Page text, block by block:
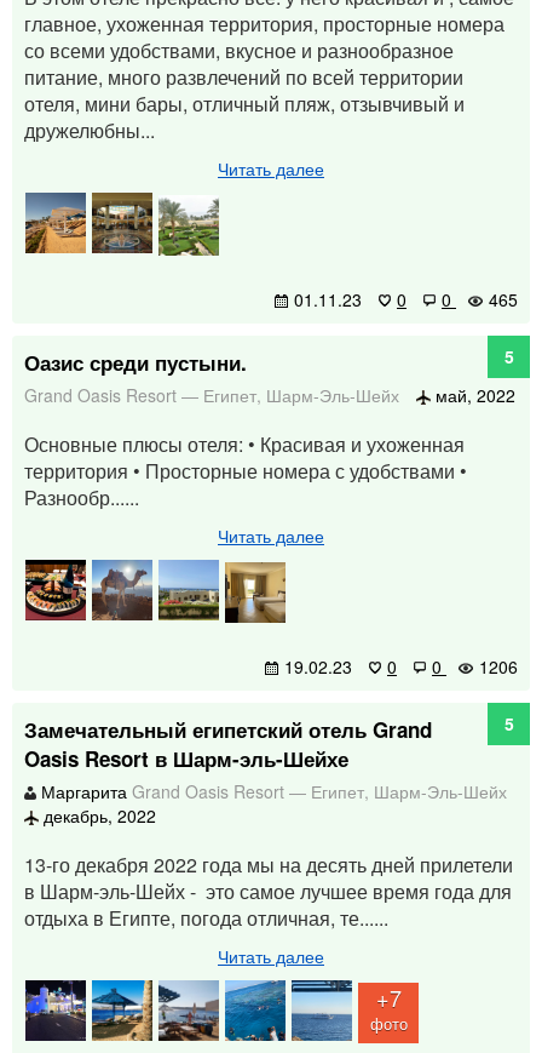
главное, ухоженная территория, просторные номера
со всеми удобствами, вкусное и разнообразное
питание, много развлечений по всей территории
отеля, мини бары, отличный пляж, отзывчивый и
дружелюбны...
Читать далее
01.11.23 0 0 465
Оазис среди пустыни.
5
Grand Oasis Resort — Египет, Шарм-Эль-Шейх май, 2022
Основные плюсы отеля: • Красивая и ухоженная
территория • Просторные номера с удобствами •
Разнообр......
Читать далее
19.02.23 0 0 1206
Замечательный египетский отель Grand
Oasis Resort в Шарм-эль-Шейхе
5
Маргарита Grand Oasis Resort — Египет, Шарм-Эль-Шейх
декабрь, 2022
13-го декабря 2022 года мы на десять дней прилетели
в Шарм-эль-Шейх - это самое лучшее время года для
отдыха в Египте, погода отличная, те......
Читать далее
+7
фото